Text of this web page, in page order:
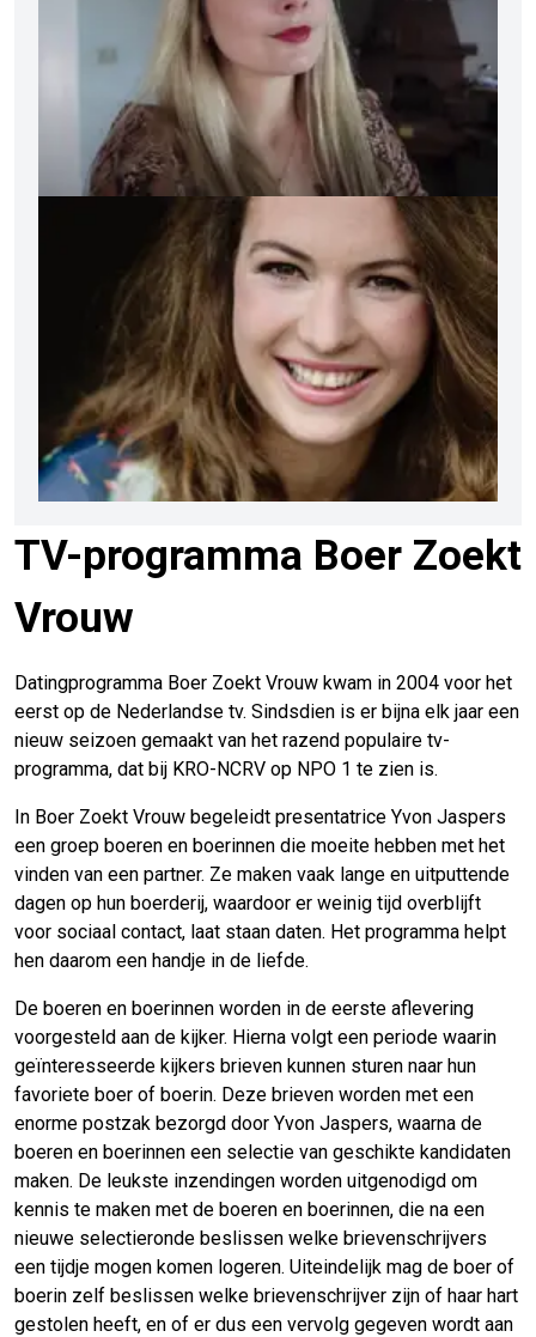
TV-programma Boer Zoekt
Vrouw
Datingprogramma Boer Zoekt Vrouw kwam in 2004 voor het
eerst op de Nederlandse tv. Sindsdien is er bijna elk jaar een
nieuw seizoen gemaakt van het razend populaire tv-
programma, dat bij KRO-NCRV op NPO 1 te zien is.
In Boer Zoekt Vrouw begeleidt presentatrice Yvon Jaspers
een groep boeren en boerinnen die moeite hebben met het
vinden van een partner. Ze maken vaak lange en uitputtende
dagen op hun boerderij, waardoor er weinig tijd overblijft
voor sociaal contact, laat staan daten. Het programma helpt
hen daarom een handje in de liefde.
De boeren en boerinnen worden in de eerste aflevering
voorgesteld aan de kijker. Hierna volgt een periode waarin
geïnteresseerde kijkers brieven kunnen sturen naar hun
favoriete boer of boerin. Deze brieven worden met een
enorme postzak bezorgd door Yvon Jaspers, waarna de
boeren en boerinnen een selectie van geschikte kandidaten
maken. De leukste inzendingen worden uitgenodigd om
kennis te maken met de boeren en boerinnen, die na een
nieuwe selectieronde beslissen welke brievenschrijvers
een tijdje mogen komen logeren. Uiteindelijk mag de boer of
boerin zelf beslissen welke brievenschrijver zijn of haar hart
gestolen heeft, en of er dus een vervolg gegeven wordt aan